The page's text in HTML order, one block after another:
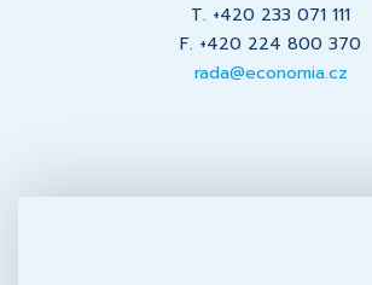
T. +420 233 071 111
F. +420 224 800 370
rada@economia.cz